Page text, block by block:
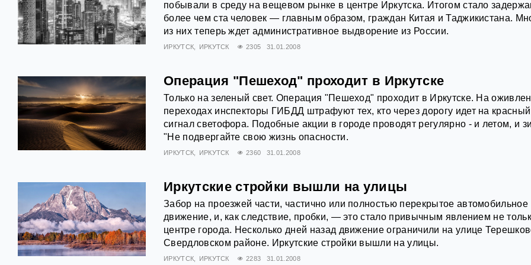
побывали в среду на вещевом рынке в центре Иркутска. Итогом стало
более чем ста человек — главным образом, граждан Китая и Таджикистана.
из них теперь ждет административное выдворение из России.
ИРКУТСК ИРКУТСК 2305 31.01.2008
Операция "Пешеход" проходит в Иркутске
Только на зеленый свет. Операция "Пешеход" проходит в Иркутске. На
переходах инспекторы ГИБДД штрафуют тех, кто через дорогу идет на красный
сигнал светофора. Подобные акции в городе проводят регулярно - и летом, и
"Не подвергайте свою жизнь опасности.
ИРКУТСК ИРКУТСК 2360 31.01.2008
Иркутские стройки вышли на улицы
Забор на проезжей части, частично или полностью перекрытое автомобильное
движение, и, как следствие, пробки, — это стало привычным явлением не
центре города. Несколько дней назад движение ограничили на улице
Свердловском районе. Иркутские стройки вышли на улицы.
ИРКУТСК ИРКУТСК 2283 31.01.2008